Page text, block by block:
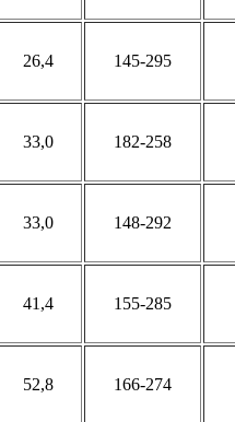
26,4 145-295
33,0 182-258
33,0 148-292
41,4 155-285
52,8 166-274